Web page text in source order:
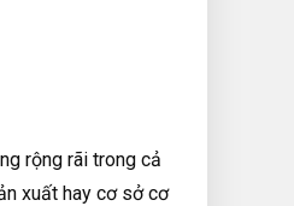
rộng rãi trong cả
xuất hay cơ sở cơ